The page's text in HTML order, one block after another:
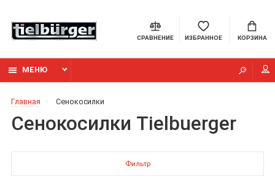
СРАВНЕНИЕ ИЗБРАННОЕ КОРЗИНА
МЕНЮ
Главная Сенокосилки
Сенокосилки Tielbuerger
Фильтр